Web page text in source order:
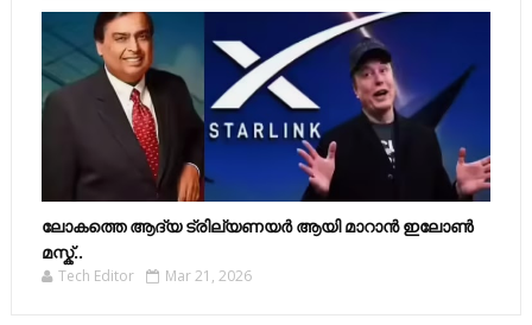
ലോകത്തെ ആദ്യ ട്രില്യണയർ ആയി മാറാൻ ഇലോൺ
മസ്ക്..
Tech Editor Mar 21, 2026